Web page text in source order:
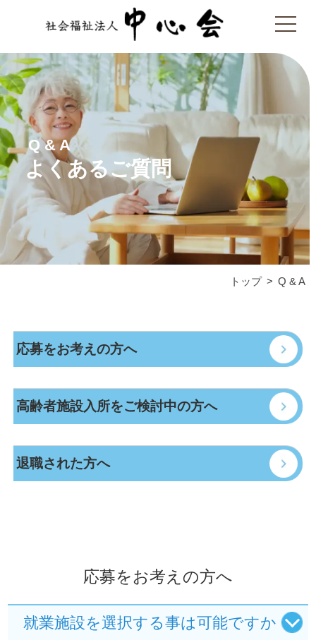
Q & A
よくあるご質問
トップ Q & A
応募をお考えの方へ
高齢者施設入所をご検討中の方へ
退職された方へ
応募をお考えの方へ
就業施設を選択する事は可能ですか